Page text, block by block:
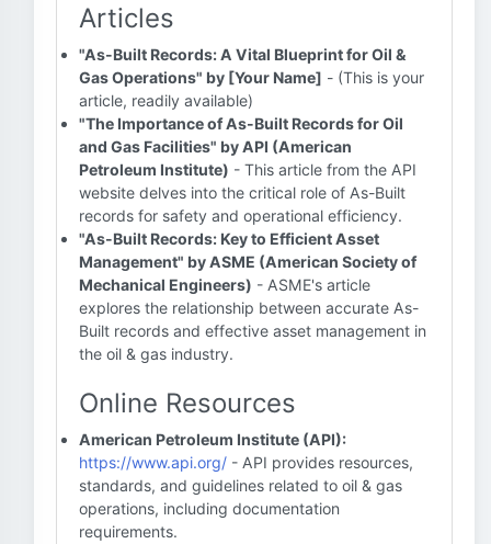
Articles
"As-Built Records: A Vital Blueprint for Oil &
Gas Operations" by [Your Name] - (This is your
article, readily available)
"The Importance of As-Built Records for Oil
and Gas Facilities" by API (American
Petroleum Institute) - This article from the API
website delves into the critical role of As-Built
records for safety and operational efficiency.
"As-Built Records: Key to Efficient Asset
Management" by ASME (American Society of
Mechanical Engineers) - ASME's article
explores the relationship between accurate As-
Built records and effective asset management in
the oil & gas industry.
Online Resources
American Petroleum Institute (API):
https://www.api.org/ - API provides resources,
standards, and guidelines related to oil & gas
operations, including documentation
requirements.